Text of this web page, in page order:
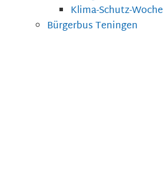
Klima-Schutz-Woche
Bürgerbus Teningen